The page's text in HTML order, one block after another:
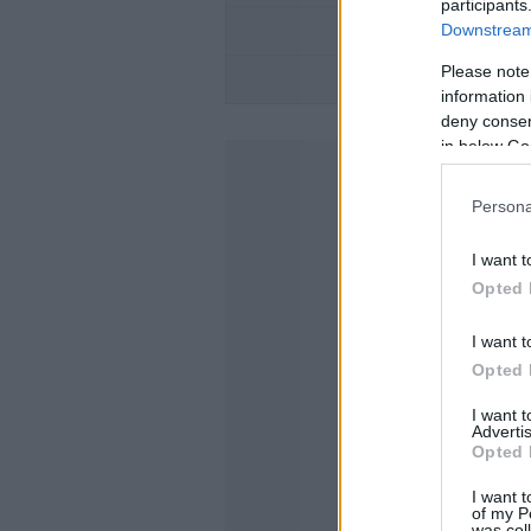
Please
information
deny
in below
I want
Opted
I want
Opted
I want
Opted
I want
of my
ΜΕΤΑΚΙΝΗΣΗ
TO